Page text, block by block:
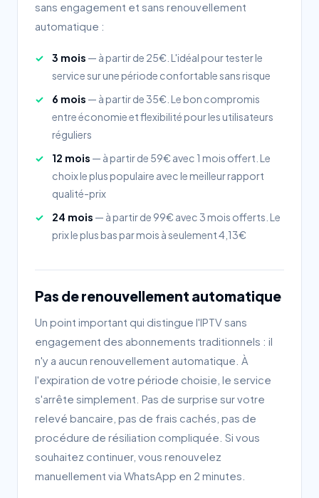
sans engagement et sans renouvellement
automatique :
3 mois — à partir de 25€. L'idéal pour tester le
service sur une période confortable sans risque
6 mois — à partir de 35€. Le bon compromis
entre économie et flexibilité pour les utilisateurs
réguliers
12 mois — à partir de 59€ avec 1 mois offert. Le
choix le plus populaire avec le meilleur rapport
qualité-prix
24 mois — à partir de 99€ avec 3 mois offerts. Le
prix le plus bas par mois à seulement 4,13€
Pas de renouvellement automatique
Un point important qui distingue l'IPTV sans
engagement des abonnements traditionnels : il
n'y a aucun renouvellement automatique. À
l'expiration de votre période choisie, le service
s'arrête simplement. Pas de surprise sur votre
relevé bancaire, pas de frais cachés, pas de
procédure de résiliation compliquée. Si vous
souhaitez continuer, vous renouvelez
manuellement via WhatsApp en 2 minutes.